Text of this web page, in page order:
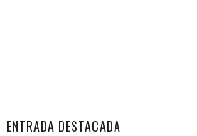
ENTRADA DESTACADA